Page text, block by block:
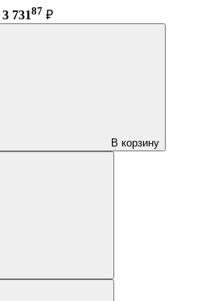
3 73187 ₽
В корзину